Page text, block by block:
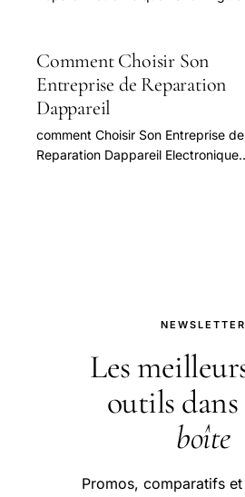
Comment Choisir Son
Entreprise de Reparation
Dappareil
comment Choisir Son Entreprise de
Reparation Dappareil Electronique
NEWSLETTER
Les
outils dans
boîte
Promos, comparatifs